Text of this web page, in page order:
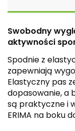
Swobodny
aktywności
Spodnie z
zapewniają
Elastyczny pas
dopasowanie, a
są praktyczne i
ERIMA na boku